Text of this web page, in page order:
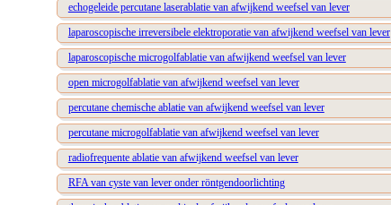
echogeleide percutane laserablatie van afwijkend weefsel van lever
laparoscopische irreversibele elektroporatie van afwijkend weefsel van lever
laparoscopische microgolfablatie van afwijkend weefsel van lever
open microgolfablatie van afwijkend weefsel van lever
percutane chemische ablatie van afwijkend weefsel van lever
percutane microgolfablatie van afwijkend weefsel van lever
radiofrequente ablatie van afwijkend weefsel van lever
RFA van cyste van lever onder röntgendoorlichting